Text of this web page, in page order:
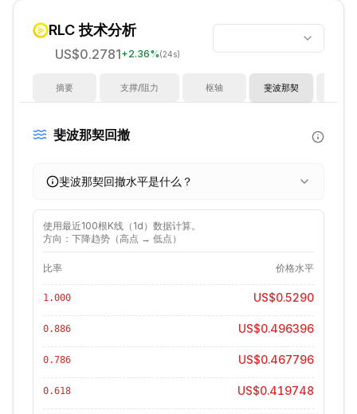
RLC技术分析
US$0.2781+2.36%(24s)
摘要 支撑/阻力 枢轴 斐波那契
斐波那契回撤
斐波那契回撤水平是什么？
使用最近100根K线（ 1d ）数据计算。
方向：下降趋势（高点 → 低点）
比率 价格水平
1.000 US$0.5290
0.886 US$0.496396
0.786 US$0.467796
0.618 US$0.419748